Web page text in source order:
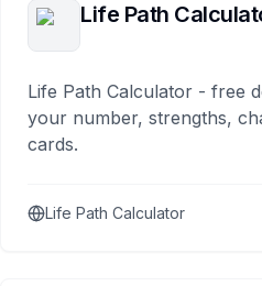
Life Path
Life Path Calculator - free
your number, strengths,
cards.
Life Path Calculator